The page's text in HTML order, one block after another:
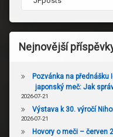
Nejnovější
Pozvánka na
japonský meč: Jak
2026-07-21
Výstava k 30. výročí
2026-07-21
Hovory o meči – červen